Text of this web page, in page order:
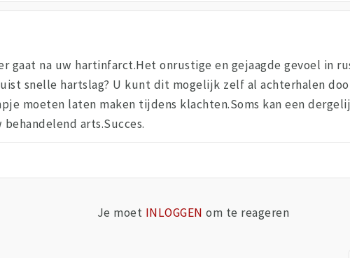
gaat na uw hartinfarct.Het onrustige en gejaagde gevoel in
snelle hartslag? U kunt dit mogelijk zelf al achterhalen
moeten laten maken tijdens klachten.Soms kan een
arts.Succes.
Je moet INLOGGEN om te reageren